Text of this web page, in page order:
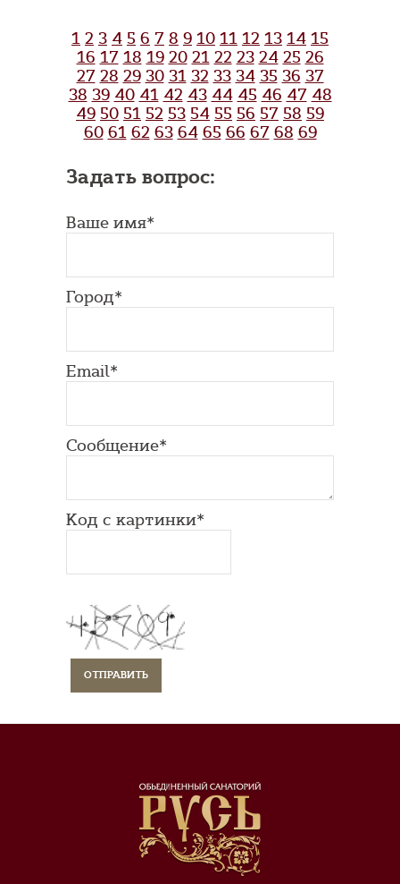
1 2 3 4 5 6 7 8 9 10 11 12 13 14 15
16 17 18 19 20 21 22 23 24 25 26
27 28 29 30 31 32 33 34 35 36 37
38 39 40 41 42 43 44 45 46 47 48
49 50 51 52 53 54 55 56 57 58 59
60 61 62 63 64 65 66 67 68 69
Задать вопрос:
Ваше имя*
Город*
Email*
Сообщение*
Код с картинки*